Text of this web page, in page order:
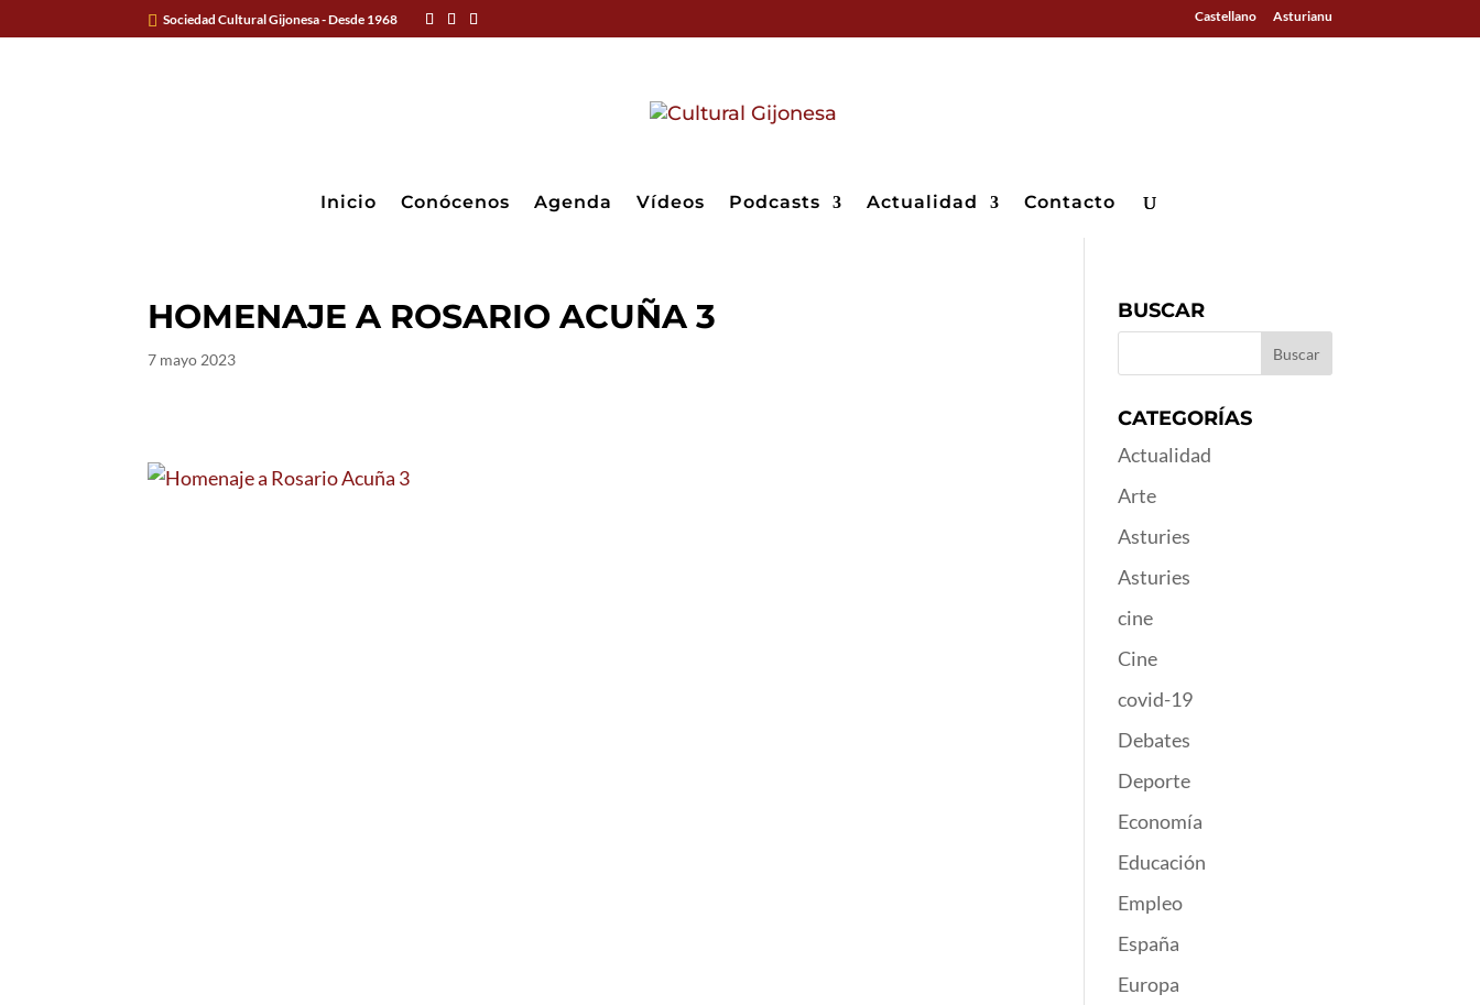
Sociedad Cultural Gijonesa - Desde 1968 Castellano Asturianu
Inicio Conócenos Agenda Vídeos Podcasts Actualidad Contacto
HOMENAJE A ROSARIO ACUÑA 3
7 mayo 2023
BUSCAR
CATEGORÍAS
Actualidad
Arte
Asturies
Asturies
cine
Cine
covid-19
Debates
Deporte
Economía
Educación
Empleo
España
Europa